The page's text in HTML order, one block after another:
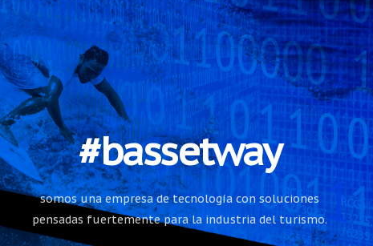
#bassetway
somos una empresa de tecnología con soluciones
pensadas fuertemente para la industria del turismo.